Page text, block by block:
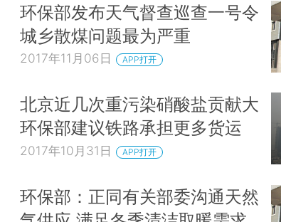
环保部发布天气督查巡查一号令
城乡散煤问题最为严重
2017年11月06日 APP打开
北京近几次重污染硝酸盐贡献大
环保部建议铁路承担更多货运
2017年10月31日 APP打开
环保部：正同有关部委沟通天然